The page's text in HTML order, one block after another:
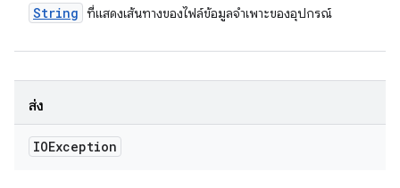
String ที่แสดงเส้นทางของไฟล์ข้อมูลจำเพาะของอุปกรณ์
ส่ง
IOException